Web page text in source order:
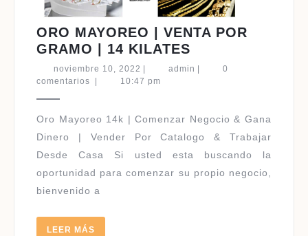
ORO MAYOREO | VENTA POR
GRAMO | 14 KILATES
MAYOREO
POR
GRAMO
|
KILATES
noviembre 10, 2022 noviembre
10,
admin admin
0
comentarios
10:47 pm
Oro Mayoreo 14k | Comenzar Negocio & Gana
Dinero | Vender Por Catalogo & Trabajar
Desde Casa Si usted esta buscando la
oportunidad para comenzar su propio negocio,
bienvenido a
LEER MÁS